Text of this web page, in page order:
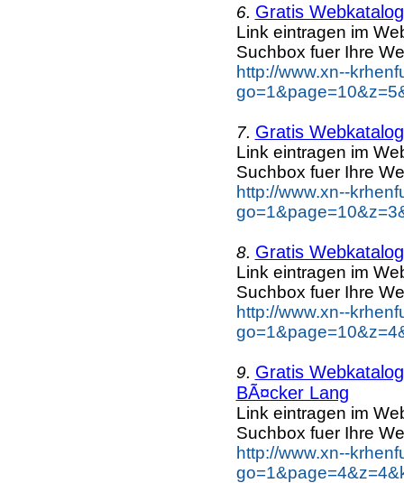
6. Gratis
Link eintragen im
Suchbox fuer Ihre
http://www.xn--
7. Gratis
Link eintragen im
Suchbox fuer Ihre
http://www.xn--
8. Gratis
Link eintragen im
Suchbox fuer Ihre
http://www.xn--
9. Gratis
BÃ¤cker Lang
Link eintragen im
Suchbox fuer Ihre
http://www.xn--